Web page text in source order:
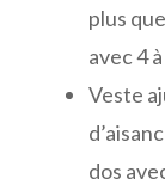
plus
avec 4
Veste
dos